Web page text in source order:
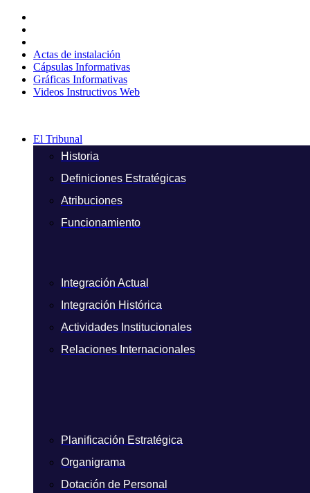
contenido
Actas de instalación
Cápsulas Informativas
Gráficas Informativas
Videos Instructivos Web
El Tribunal
Historia
Definiciones Estratégicas
Atribuciones
Funcionamiento
Integración Actual
Integración Histórica
Actividades Institucionales
Relaciones Internacionales
Planificación Estratégica
Organigrama
Dotación de Personal